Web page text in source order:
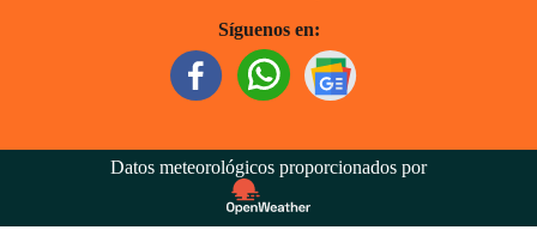
Síguenos en:
Datos meteorológicos proporcionados por